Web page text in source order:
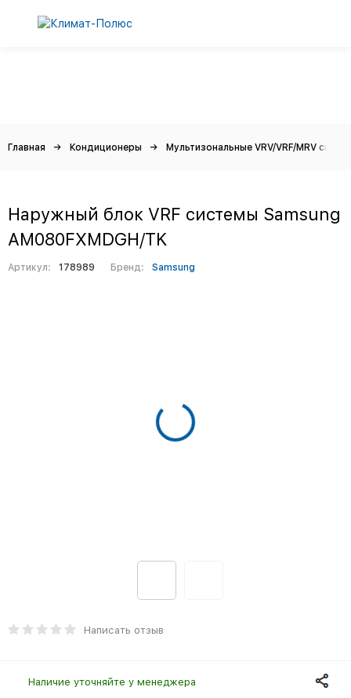
Главная Кондиционеры Мультизональные VRV/VRF/MRV
Наружный блок VRF системы Samsung
AM080FXMDGH/TK
Артикул: 178989 Бренд: Samsung
Написать отзыв
Наличие уточняйте у менеджера